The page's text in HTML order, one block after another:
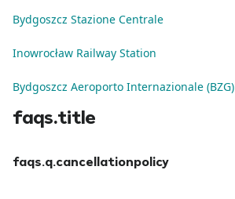
Bydgoszcz Stazione Centrale
Inowrocław Railway Station
Bydgoszcz Aeroporto Internazionale (BZG)
faqs.title
faqs.q.cancellationpolicy